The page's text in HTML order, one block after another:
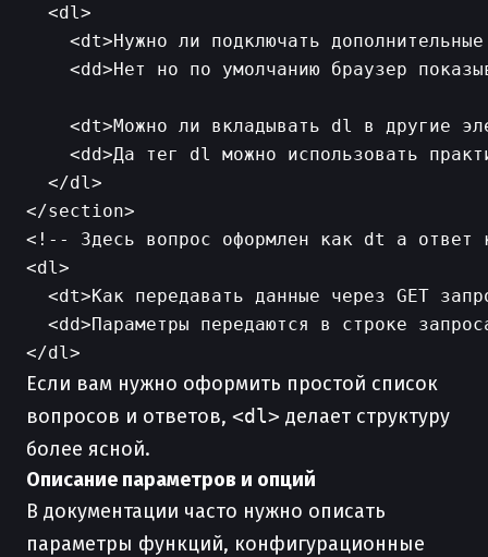
  <dl>
<dt>Нужно ли подключать
<dd>Нет но по умолчанию браузер
<dt>Можно ли вкладывать dl в другие
<dd>Да тег dl можно использовать
  </dl>
<!-- Здесь вопрос оформлен как dt а ответ
<dl>
<dt>Как передавать данные через GET
<dd>Параметры передаются в строке
Если вам нужно оформить простой список
вопросов и ответов, <dl> делает структуру
более ясной.
Описание параметров и опций
В документации часто нужно описать
параметры функций, конфигурационные